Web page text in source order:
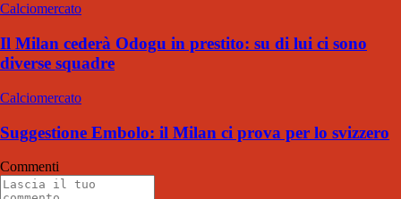
Calciomercato
Il Milan cederà Odogu in prestito: su di lui ci sono
diverse squadre
Calciomercato
Suggestione Embolo: il Milan ci prova per lo svizzero
Commenti